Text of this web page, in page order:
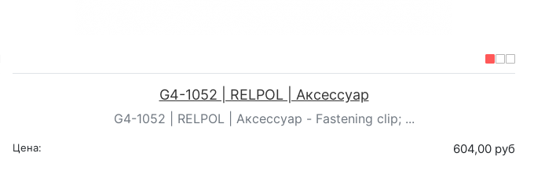
G4-1052 | RELPOL | Аксессуар
G4-1052 | RELPOL | Аксессуар - Fastening clip; ...
Цена: 604,00 руб